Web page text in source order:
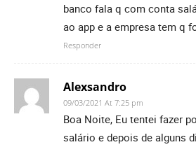
banco fala q com conta
ao app e a empresa tem q
Responder
Alexsandro
09/03/2021 At 7:25 pm
Boa Noite, Eu tentei fazer
salário e depois de alguns